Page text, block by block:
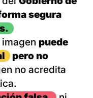
segura
puede
pero no
no acredita